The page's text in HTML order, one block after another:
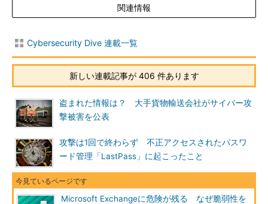
関連情報
Cybersecurity Dive 連載一覧
新しい連載記事が 406 件あります
盗まれた情報は？ 大手貨物輸送会社がサイバー攻
撃被害を公表
攻撃は1回で終わらず 不正アクセスされたパスワ
ード管理「LastPass」に起こったこと
Microsoft Exchangeに危険が残る なぜ脆弱性を